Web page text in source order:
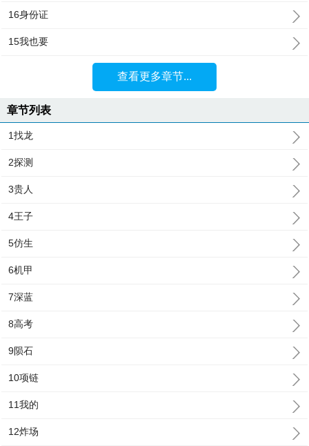
16身份证
15我也要
查看更多章节...
章节列表
1找龙
2探测
3贵人
4王子
5仿生
6机甲
7深蓝
8高考
9陨石
10项链
11我的
12炸场